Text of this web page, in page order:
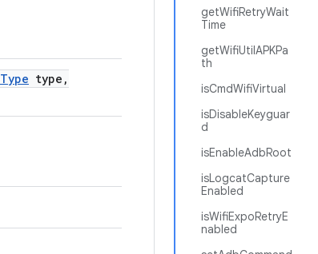
getWifiRetryWait
Time
getWifiUtilAPKPa
th
isCmdWifiVirtual
isDisableKeyguar
d
isEnableAdbRoot
isLogcatCapture
Enabled
isWifiExpoRetryE
nabled
Type type ,